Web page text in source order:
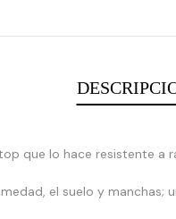
que lo hace resistente a
el suelo y
: